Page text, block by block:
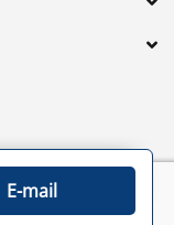
Privacy policy
E-mail